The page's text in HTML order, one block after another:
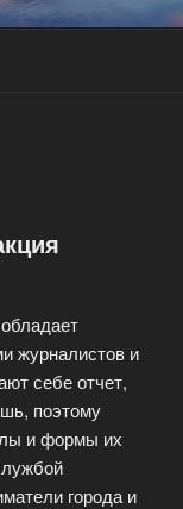
журналистов и
себе отчет,
поэтому
и формы их
города и